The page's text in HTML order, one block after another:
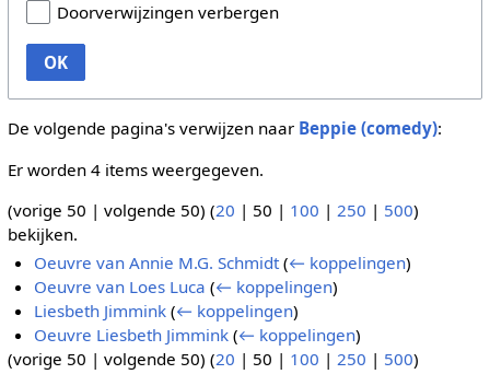
Doorverwijzingen verbergen
OK
De volgende pagina's verwijzen naar Beppie (comedy):
Er worden 4 items weergegeven.
(vorige 50 | volgende 50) (20 | 50 | 100 | 250 | 500)
bekijken.
Oeuvre van Annie M.G. Schmidt (← koppelingen)
Oeuvre van Loes Luca (← koppelingen)
Liesbeth Jimmink (← koppelingen)
Oeuvre Liesbeth Jimmink (← koppelingen)
(vorige 50 | volgende 50) (20 | 50 | 100 | 250 | 500)